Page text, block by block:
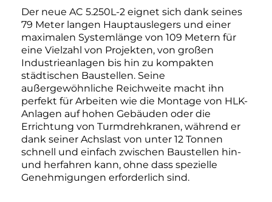
Der neue AC 5.250L-2 eignet sich dank seines
79 Meter langen Hauptauslegers und einer
maximalen Systemlänge von 109 Metern für
eine Vielzahl von Projekten, von großen
Industrieanlagen bis hin zu kompakten
städtischen Baustellen. Seine
außergewöhnliche Reichweite macht ihn
perfekt für Arbeiten wie die Montage von HLK-
Anlagen auf hohen Gebäuden oder die
Errichtung von Turmdrehkranen, während er
dank seiner Achslast von unter 12 Tonnen
schnell und einfach zwischen Baustellen hin-
und herfahren kann, ohne dass spezielle
Genehmigungen erforderlich sind.